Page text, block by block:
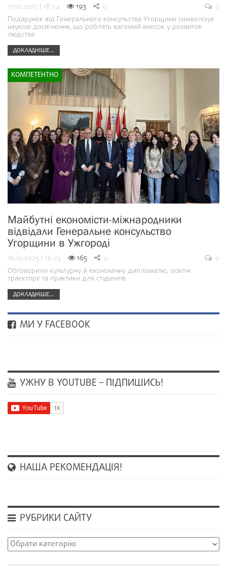
17.10.2025 | 18:54 193 0
0
Подарунок від Генерального консульства Угорщини символізує
наукові досягнення, що роблять вагомий внесок у розвиток
людства
ДОКЛАДНІШЕ...
КОМПЕТЕНТНО
Майбутні економісти-міжнародники
відвідали Генеральне консульство
Угорщини в Ужгороді
16.10.2025 | 16:23 165 0
0
Обговорили культурну й економічну дипломатію, освітні
траєкторії та практики для студентів
ДОКЛАДНІШЕ...
МИ У FACEBOOK
УЖНУ В YOUTUBE – ПІДПИШИСЬ!
НАША РЕКОМЕНДАЦІЯ!
РУБРИКИ САЙТУ
Рубрики